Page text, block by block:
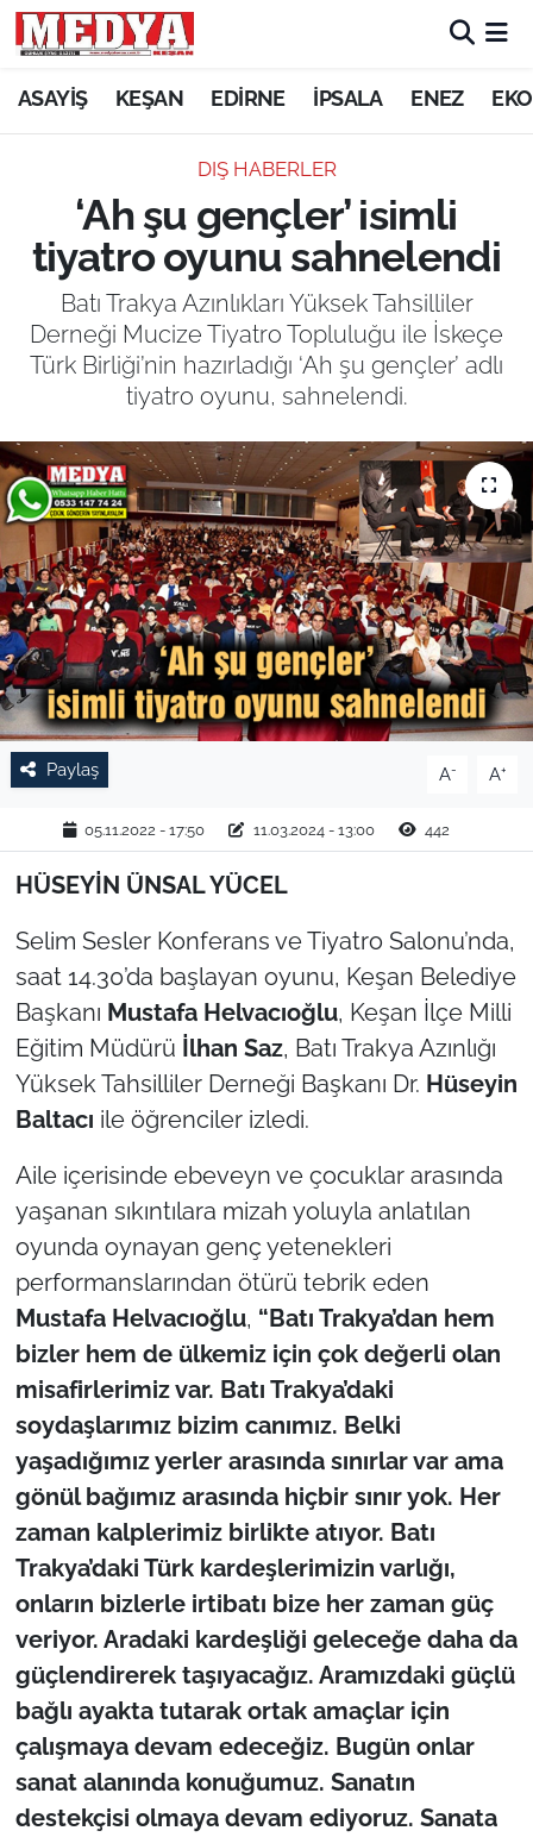
ASAYİŞ KEŞAN EDİRNE İPSALA ENEZ
DIŞ HABERLER
‘Ah şu gençler’ isimli
tiyatro oyunu sahnelendi
Batı Trakya Azınlıkları Yüksek Tahsilliler
Derneği Mucize Tiyatro Topluluğu ile İskeçe
Türk Birliği’nin hazırladığı ‘Ah şu gençler’ adlı
tiyatro oyunu, sahnelendi.
Paylaş A- A+
05.11.2022 - 17:50 11.03.2024 - 13:00 442
HÜSEYİN ÜNSAL YÜCEL
Selim Sesler Konferans ve Tiyatro Salonu’nda,
saat 14.30’da başlayan oyunu, Keşan Belediye
Başkanı Mustafa Helvacıoğlu, Keşan İlçe Milli
Eğitim Müdürü İlhan Saz, Batı Trakya Azınlığı
Yüksek Tahsilliler Derneği Başkanı Dr. Hüseyin
Baltacı ile öğrenciler izledi.
Aile içerisinde ebeveyn ve çocuklar arasında
yaşanan sıkıntılara mizah yoluyla anlatılan
oyunda oynayan genç yetenekleri
performanslarından ötürü tebrik eden
Mustafa Helvacıoğlu, “Batı Trakya’dan hem
bizler hem de ülkemiz için çok değerli olan
misafirlerimiz var. Batı Trakya’daki
soydaşlarımız bizim canımız. Belki
yaşadığımız yerler arasında sınırlar var ama
gönül bağımız arasında hiçbir sınır yok. Her
zaman kalplerimiz birlikte atıyor. Batı
Trakya’daki Türk kardeşlerimizin varlığı,
onların bizlerle irtibatı bize her zaman güç
veriyor. Aradaki kardeşliği geleceğe daha da
güçlendirerek taşıyacağız. Aramızdaki güçlü
bağlı ayakta tutarak ortak amaçlar için
çalışmaya devam edeceğiz. Bugün onlar
sanat alanında konuğumuz. Sanatın
destekçisi olmaya devam ediyoruz. Sanata
KEŞAN
ASAYİŞ
SİYASET
GÜNDEM
EKONOMİ
SAĞLIK
EĞİTİM
TARIM VE HAYVANCILIK
KÜLTÜR SANAT
RESMİ İLAN
SPOR
YAŞAM
EDİRNE
TEKİRDAĞ
KIRKLARELİ
ÇANAKKALE
TÜRKİYE
Bölge
Güvenlik
Genel
Politika
Flaş Haber
Dış Haberler
Magazin
İş Dünyası
Bilim Teknoloji
English News
Canlı Maç